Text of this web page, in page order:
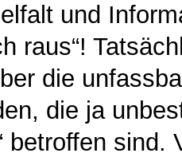
und
raus“!
die
die ja
betroffen